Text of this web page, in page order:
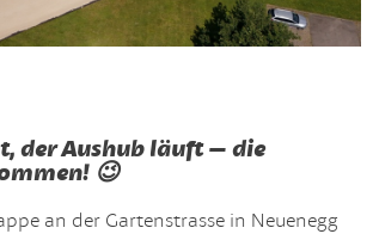
der Aushub läuft – die
😉
an der Gartenstrasse in Neuenegg